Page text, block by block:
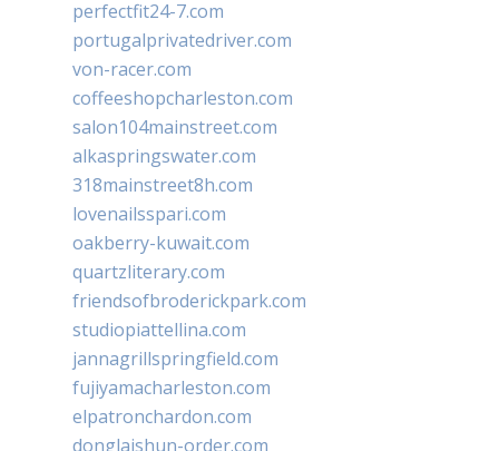
perfectfit24-7.com
portugalprivatedriver.com
von-racer.com
coffeeshopcharleston.com
salon104mainstreet.com
alkaspringswater.com
318mainstreet8h.com
lovenailsspari.com
oakberry-kuwait.com
quartzliterary.com
friendsofbroderickpark.com
studiopiattellina.com
jannagrillspringfield.com
fujiyamacharleston.com
elpatronchardon.com
donglaishun-order.com